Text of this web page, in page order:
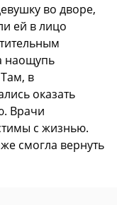
во дворе,
ей в лицо
наощупь
в
оказать
Врачи
с жизнью.
смогла вернуть